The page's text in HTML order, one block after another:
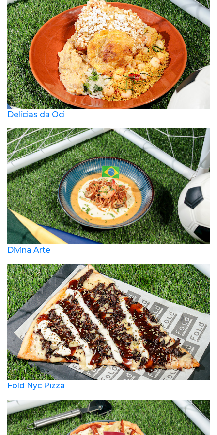
Delícias da Oci
Divina Arte
Fold Nyc Pizza